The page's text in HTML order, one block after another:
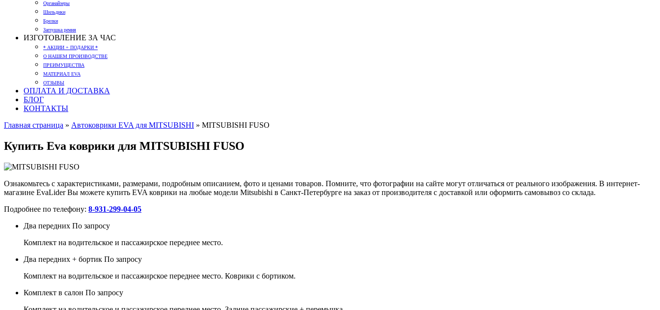
Органайзеры
Шильдики
Брелки
Заглушка ремня
ИЗГОТОВЛЕНИЕ ЗА ЧАС
* АКЦИИ + ПОДАРКИ *
О НАШЕМ ПРОИЗВОДСТВЕ
ПРЕИМУЩЕСТВА
МАТЕРИАЛ EVA
ОТЗЫВЫ
ОПЛАТА И ДОСТАВКА
БЛОГ
КОНТАКТЫ
Главная страница » Автоковрики EVA для MITSUBISHI » MITSUBISHI FUSO
Купить Eva коврики для MITSUBISHI FUSO
Ознакомьтесь с характеристиками, размерами, подробным описанием, фото и ценами товаров. Помните, что фотографии на сайте могут отличаться от реального изображения. В интернет-
магазине EvaLider Вы можете купить EVA коврики на любые модели Mitsubishi в Санкт-Петербурге на заказ от производителя с доставкой или оформить самовывоз со склада.
Подробнее по телефону: 8-931-299-04-05
Два передних По запросу
Комплект на водительское и пассажирское переднее место.
Два передних + бортик По запросу
Комплект на водительское и пассажирское переднее место. Коврики с бортиком.
Комплект в салон По запросу